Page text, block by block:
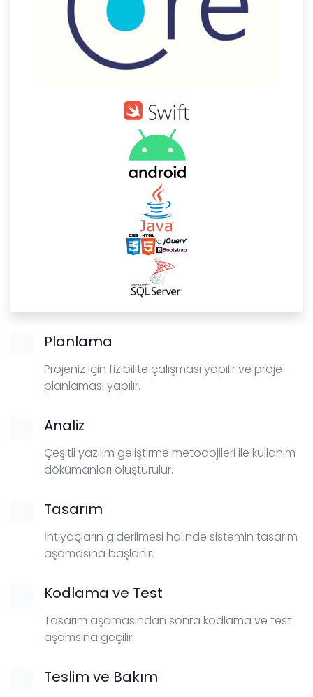
Planlama
Projeniz için fizibilite çalışması yapılır ve proje
planlaması yapılır.
Analiz
Çeşitli yazılım geliştirme metodojileri ile kullanım
dökümanları oluşturulur.
Tasarım
İhtiyaçların giderilmesi halinde sistemin tasarım
aşamasına başlanır.
Kodlama ve Test
Tasarım aşamasından sonra kodlama ve test
aşamsına geçilir.
Teslim ve Bakım